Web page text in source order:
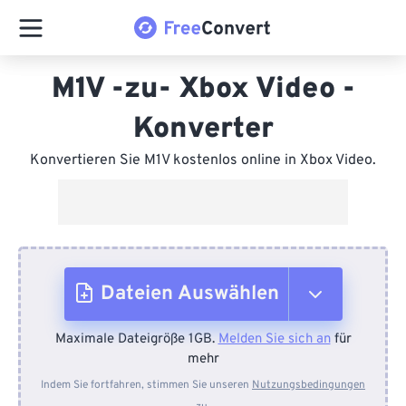
M1V -zu- Xbox Video -
Konverter
Konvertieren Sie M1V kostenlos online in Xbox Video.
Dateien Auswählen
Vom Gerät
Maximale Dateigröße 1GB.Melden Sie sich anfür
mehr
Indem Sie fortfahren, stimmen Sie unseren Nutzungsbedingungen